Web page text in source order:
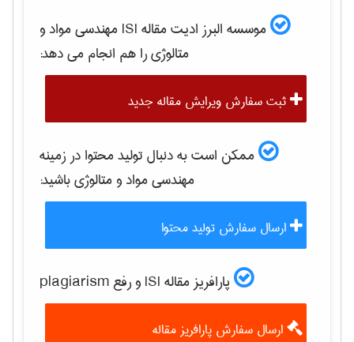
موسسه البرز ادیت مقاله ISI
مهندسی مواد و
متالوژیرا هم انجام می دهد:
ثبت سفارش ویرایش مقاله جدید
ممکن است به دنبال تولید محتوا در زمینه
مهندسی مواد و متالوژیباشید:
ارسال سفارش تولید محتوا
پارافریز مقاله ISI و رفع plagiarism
ارسال سفارش پارافریز مقاله